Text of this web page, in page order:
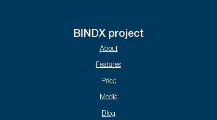
BINDX project
About
Features
Price
Media
Blog